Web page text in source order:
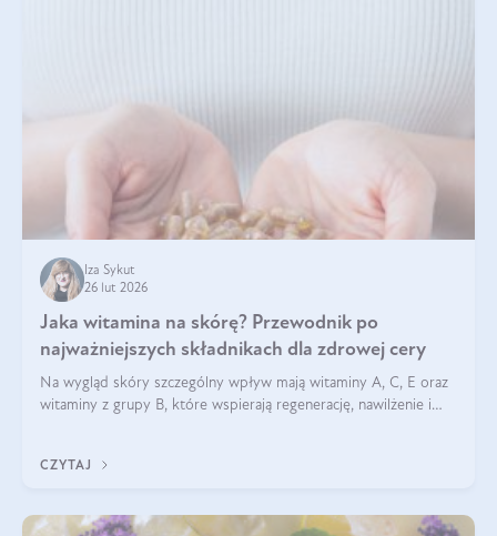
Iza Sykut
26 lut 2026
Jaka witamina na skórę? Przewodnik po
najważniejszych składnikach dla zdrowej cery
Na wygląd skóry szczególny wpływ mają witaminy A, C, E oraz
witaminy z grupy B, które wspierają regenerację, nawilżenie i
CZYTAJ